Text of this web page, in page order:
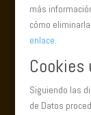
más
cómo
enlace.
Siguiendo las
de Datos